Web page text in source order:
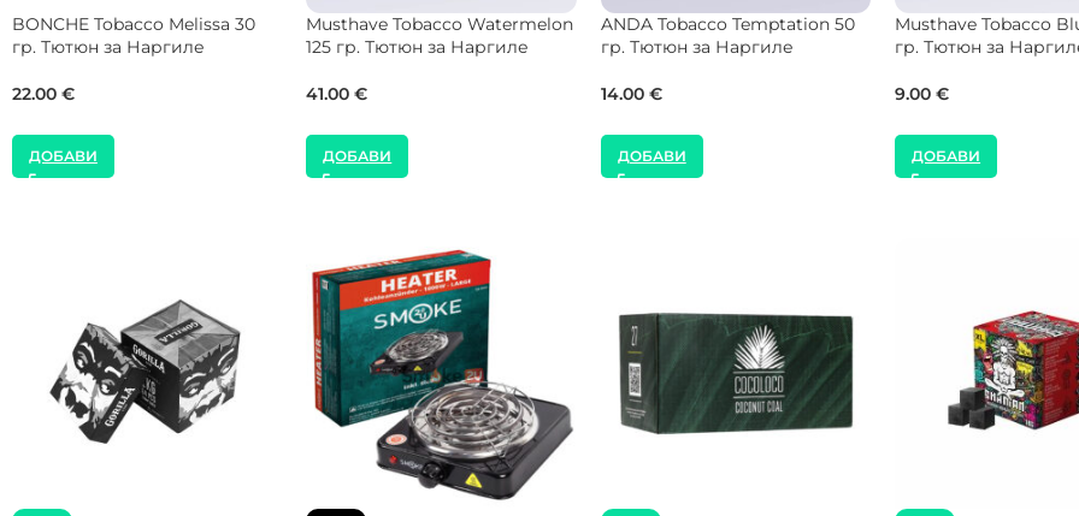
BlackBurn Tobacco Lemon
Shock 100 гр. Тютюн за
30.68€
ДОБАВИ
NEW
Holster Tobacco Habibo 200 гр.
ДОБАВИ
Adalya Tobacco Izmir Romantic
200 гр. Тютюн за Наргиле
48.57€
ДОБАВИ
Os Tobacco
Тютюн за Наргиле
57.00€
ДОБАВИ